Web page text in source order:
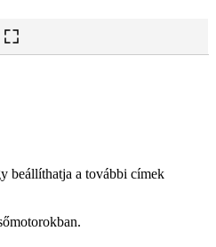
beállíthatja a további címek